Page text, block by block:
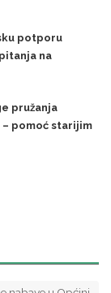
potporu
na
pružanja
pomoć starijim